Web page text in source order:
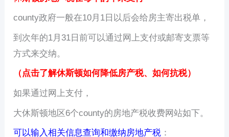
county政府一般在10月1日以后会给房主寄出税单，
到次年的1月31日前可以通过网上支付或邮寄支票等
方式来交纳。
（点击了解休斯顿如何降低房产税、如何抗税）
如果通过网上支付，
大休斯顿地区6个county的房地产税收费网站如下。
可以输入相关信息查询和缴纳房地产税 ：